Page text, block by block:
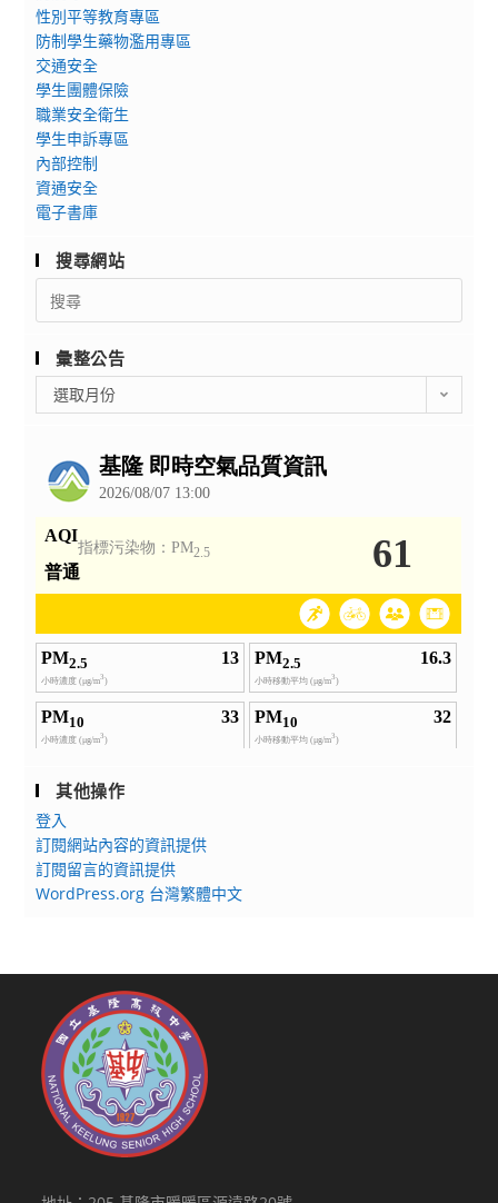
性別平等教育專區
防制學生藥物濫用專區
交通安全
學生團體保險
職業安全衛生
學生申訴專區
內部控制
資通安全
電子書庫
搜尋網站
Search
for:
彙整公告
整
選取月份
其他操作
登入
訂閱網站內容的資訊提供
訂閱留言的資訊提供
WordPress.org 台灣繁體中文